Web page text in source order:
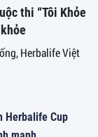
thi “Tôi Khỏe
Herbalife Việt
Herbalife Cup